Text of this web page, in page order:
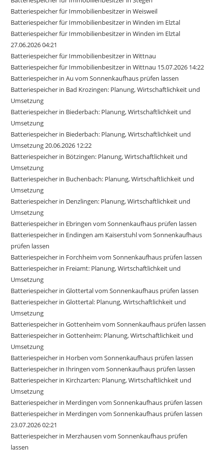
Batteriespeicher für Immobilienbesitzer in Weisweil
Batteriespeicher für Immobilienbesitzer in Winden im Elztal
Batteriespeicher für Immobilienbesitzer in Winden im Elztal
27.06.2026 04:21
Batteriespeicher für Immobilienbesitzer in Wittnau
Batteriespeicher für Immobilienbesitzer in Wittnau 15.07.2026 14:22
Batteriespeicher in Au vom Sonnenkaufhaus prüfen lassen
Batteriespeicher in Bad Krozingen: Planung, Wirtschaftlichkeit und
Umsetzung
Batteriespeicher in Biederbach: Planung, Wirtschaftlichkeit und
Umsetzung
Batteriespeicher in Biederbach: Planung, Wirtschaftlichkeit und
Umsetzung 20.06.2026 12:22
Batteriespeicher in Bötzingen: Planung, Wirtschaftlichkeit und
Umsetzung
Batteriespeicher in Buchenbach: Planung, Wirtschaftlichkeit und
Umsetzung
Batteriespeicher in Denzlingen: Planung, Wirtschaftlichkeit und
Umsetzung
Batteriespeicher in Ebringen vom Sonnenkaufhaus prüfen lassen
Batteriespeicher in Endingen am Kaiserstuhl vom Sonnenkaufhaus
prüfen lassen
Batteriespeicher in Forchheim vom Sonnenkaufhaus prüfen lassen
Batteriespeicher in Freiamt: Planung, Wirtschaftlichkeit und
Umsetzung
Batteriespeicher in Glottertal vom Sonnenkaufhaus prüfen lassen
Batteriespeicher in Glottertal: Planung, Wirtschaftlichkeit und
Umsetzung
Batteriespeicher in Gottenheim vom Sonnenkaufhaus prüfen lassen
Batteriespeicher in Gottenheim: Planung, Wirtschaftlichkeit und
Umsetzung
Batteriespeicher in Horben vom Sonnenkaufhaus prüfen lassen
Batteriespeicher in Ihringen vom Sonnenkaufhaus prüfen lassen
Batteriespeicher in Kirchzarten: Planung, Wirtschaftlichkeit und
Umsetzung
Batteriespeicher in Merdingen vom Sonnenkaufhaus prüfen lassen
Batteriespeicher in Merdingen vom Sonnenkaufhaus prüfen lassen
23.07.2026 02:21
Batteriespeicher in Merzhausen vom Sonnenkaufhaus prüfen
lassen